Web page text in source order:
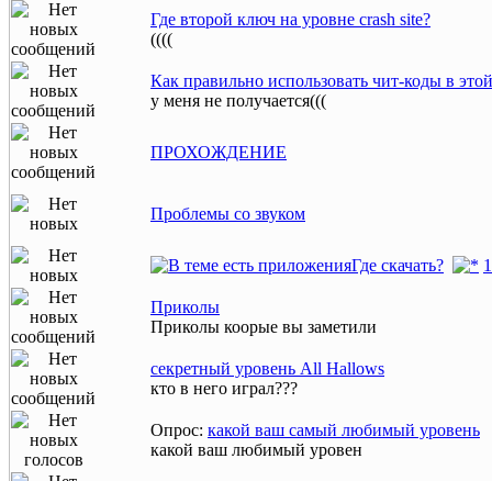
Где второй ключ на уровне crash site?
((((
Как правильно использовать чит-коды в
у меня не получается(((
ПРОХОЖДЕНИЕ
Проблемы со звуком
Где скачать? 1
Приколы
Приколы коорые вы заметили
секретный уровень All Hallows
кто в него играл???
Опрос: какой ваш самый любимый уровень
какой ваш любимый уровен